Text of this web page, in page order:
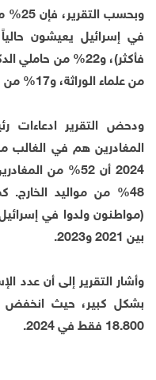
في إسرائيل يعيشون
من علماء الوراثة، و17% من كبار الفيزيائيين.
ودحض التقرير ادعاءات
المغادرين هم في الغالب
2024 أن 52% من
48% من مواليد الخارج.
بين 2021 و2023.
وأشار التقرير إلى أن عدد
18.800 فقط في 2024.